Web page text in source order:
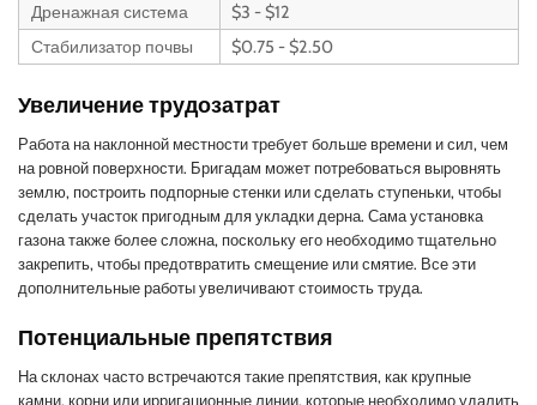
Дренажная система
$3 - $12
Стабилизатор почвы
$0.75 - $2.50
Увеличение трудозатрат
Работа на наклонной местности требует больше времени и сил, чем
на ровной поверхности. Бригадам может потребоваться выровнять
землю, построить подпорные стенки или сделать ступеньки, чтобы
сделать участок пригодным для укладки дерна. Сама установка
газона также более сложна, поскольку его необходимо тщательно
закрепить, чтобы предотвратить смещение или смятие. Все эти
дополнительные работы увеличивают стоимость труда.
Потенциальные препятствия
На склонах часто встречаются такие препятствия, как крупные
камни, корни или ирригационные линии, которые необходимо удалить